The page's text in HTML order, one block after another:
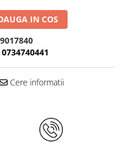
IN COS
0734740441
Cere informatii